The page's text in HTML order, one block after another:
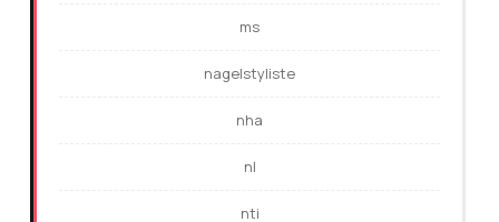
ms
nagelstyliste
nha
nl
nti